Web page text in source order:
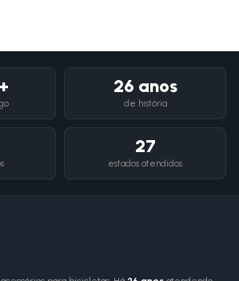
26 anos
de história
27
estados atendidos